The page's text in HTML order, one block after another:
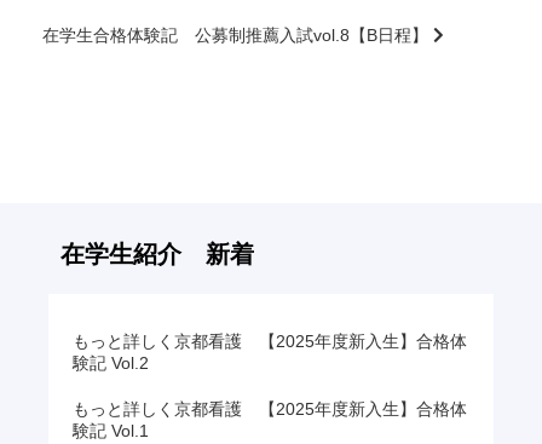
前
在学生合格体験記 公募制推薦入試vol.8【B日程】
在学生紹介 新着
もっと詳しく京都看護 【2025年度新入生】合格体
験記 Vol.2
もっと詳しく京都看護 【2025年度新入生】合格体
験記 Vol.1